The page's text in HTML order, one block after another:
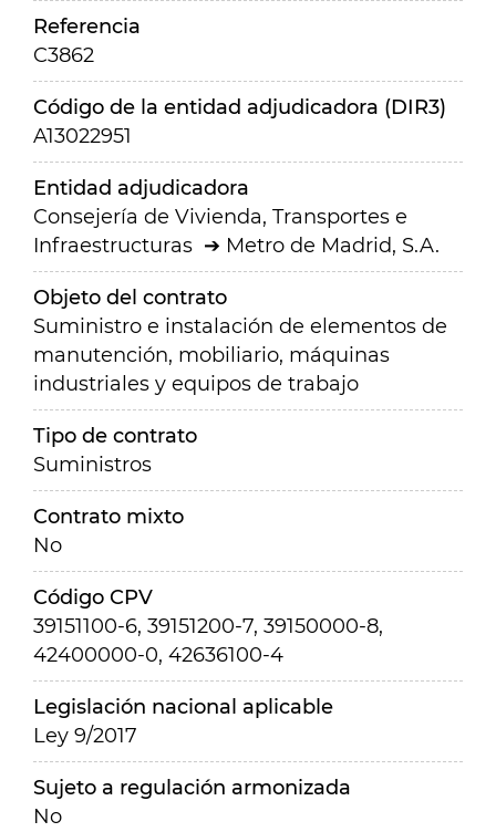
Referencia
C3862
Código de la entidad adjudicadora (DIR3)
A13022951
Entidad adjudicadora
Consejería de Vivienda, Transportes e
Infraestructuras
Metro de Madrid, S.A.
Objeto del contrato
Suministro e instalación de elementos de
manutención, mobiliario, máquinas
industriales y equipos de trabajo
Tipo de contrato
Suministros
Contrato mixto
No
Código CPV
39151100-6, 39151200-7, 39150000-8,
42400000-0, 42636100-4
Legislación nacional aplicable
Ley 9/2017
Sujeto a regulación armonizada
No